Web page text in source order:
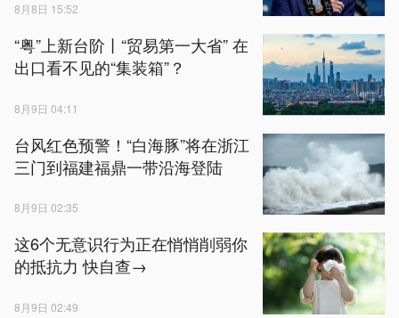
8月8日 15:52
“粤”上新台阶丨“贸易第一大省” 在
出口看不见的“集装箱”？
8月9日 04:11
台风红色预警！“白海豚”将在浙江
三门到福建福鼎一带沿海登陆
8月9日 02:35
这6个无意识行为正在悄悄削弱你
的抵抗力 快自查→
8月9日 02:49